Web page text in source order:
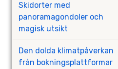
Skidorter med
panoramagondoler och
magisk utsikt
Den dolda klimatpåverkan
från bokningsplattformar